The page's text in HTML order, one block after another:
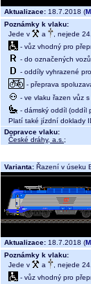
Aktualizace: 18.7.2018 (
Poznámky k vlaku:
Jede v
a
, nejede
- vůz vhodný pro
- do označených
- oddíly vyhrazené
- přeprava
- ve vlaku řazen vůz
- dámský oddíl (oddíl
Platí také jízdní doklady
Dopravce vlaku:
České dráhy, a.s. ;
Varianta: Řazení v úseku
Aktualizace: 18.7.2018 (
Poznámky k vlaku:
Jede v
a
, nejede
- vůz vhodný pro